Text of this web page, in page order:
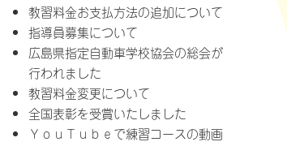
教習料金お支払方法の追加について
指導員募集について
広島県指定自動車学校協会の総会が
行われました
教習料金変更について
全国表彰を受賞いたしました
ＹｏｕＴｕｂｅで練習コースの動画